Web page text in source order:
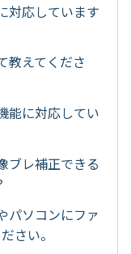
対応しています
教えてくださ
能に対応してい
ブレ補正できる
パソコンにファ
さい。